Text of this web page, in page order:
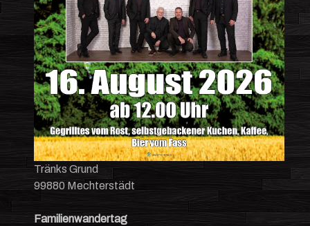
Tränks Grund
99880 Mechterstädt
Familienwandertag